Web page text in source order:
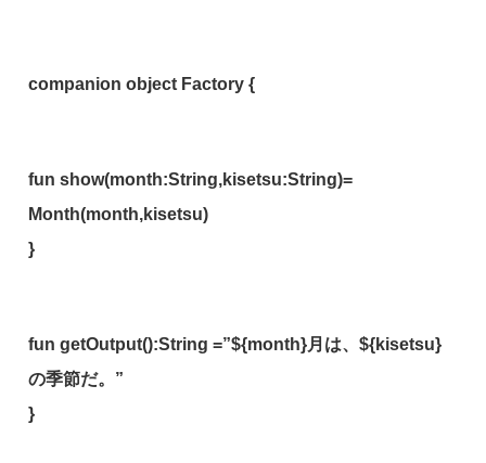
companion object Factory {
fun show(month:String,kisetsu:String)=
Month(month,kisetsu)
}
fun getOutput():String =”${month}月は、${kisetsu}
の季節だ。”
}